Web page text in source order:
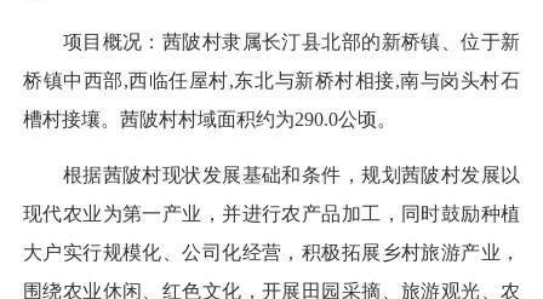
项目概况：茜陂村隶属长汀县北部的新桥镇、位于新
桥镇中西部,西临任屋村,东北与新桥村相接,南与岗头村石
槽村接壤。茜陂村村域面积约为290.0公顷。
根据茜陂村现状发展基础和条件，规划茜陂村发展以
现代农业为第一产业，并进行农产品加工，同时鼓励种植
大户实行规模化、公司化经营，积极拓展乡村旅游产业，
围绕农业休闲、红色文化，开展田园采摘、旅游观光、农